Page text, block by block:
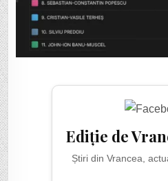
Ediție de
Știri din Vrancea,